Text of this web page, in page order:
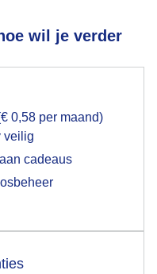
wil je verder
0,58 per maand)
veilig
cadeaus
voor het
op hebt gegeven,
je browser waarin
popup